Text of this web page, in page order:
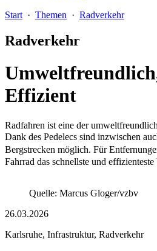
Start · Themen · Radverkehr
Radverkehr
Effizient
Radfahren ist eine der
Dank des Pedelecs sind inzwischen
Bergstrecken möglich. Für
Fahrrad das schnellste und
Quelle: Marcus Gloger/vzbv
26.03.2026
Karlsruhe, Infrastruktur, Radverkehr